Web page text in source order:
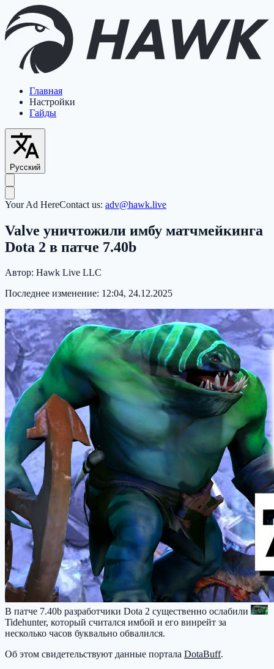
Главная
Настройки
Гайды
Русский
Your Ad HereContact us: adv@hawk.live
Valve уничтожили имбу матчмейкинга
Dota 2 в патче 7.40b
Автор: Hawk Live LLC
Последнее изменение: 12:04, 24.12.2025
В патче 7.40b разработчики Dota 2 существенно ослабили
Tidehunter, который считался имбой и его винрейт за
несколько часов буквально обвалился.
Об этом свидетельствуют данные портала DotaBuff.